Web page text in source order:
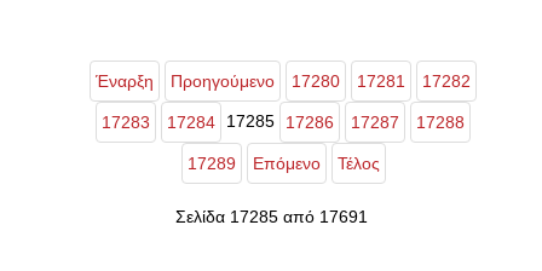
Έναρξη Προηγούμενο 17280 17281 17282
17283 17284 17285 17286 17287 17288
17289 Επόμενο Τέλος
Σελίδα 17285 από 17691